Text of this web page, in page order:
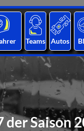
Teams Autos
der Saison